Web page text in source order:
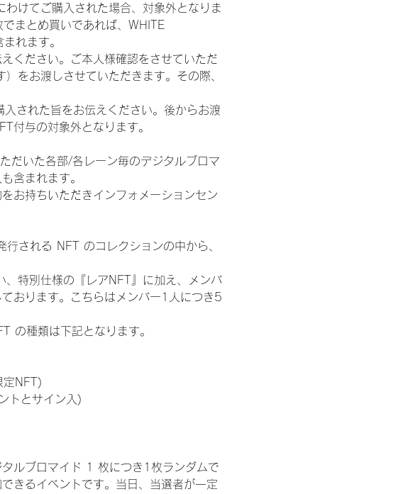
けてご購入された場合、対象外となりま
まとめ買いであれば、WHITE
れます。
ください。ご本人様確認をさせていただ
をお渡しさせていただきます。その際、
された旨をお伝えください。後からお渡
付与の対象外となります。
だいた各部/各レーン毎のデジタルブロマ
含まれます。
お持ちいただきインフォメーションセン
される NFT のコレクションの中から、
特別仕様の『レアNFT』に加え、メンバ
おります。こちらはメンバー1人につき5
の種類は下記となります。
定NFT)
トとサイン入)
ルブロマイド 1 枚につき1枚ランダムで
きるイベントです。当日、当選者が一定